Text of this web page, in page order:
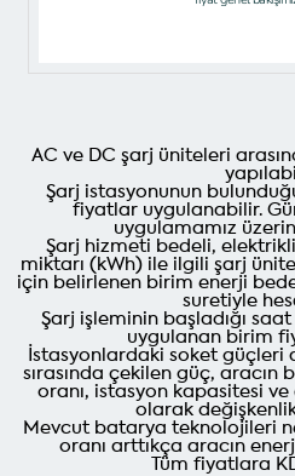
AC ve DC şarj üniteleri
Şarj istasyonunun
fiyatlar uygulanabilir.
uygulamamız
Şarj hizmeti bedeli,
miktarı (kWh) ile ilgili şarj
için belirlenen birim enerji
suretiyle
Şarj işleminin başladığı
uygulanan birim
İstasyonlardaki soket güçleri
sırasında çekilen güç,
oranı, istasyon kapasitesi
olarak
Mevcut batarya teknolojileri
oranı arttıkça aracın
Tüm fiyatlara